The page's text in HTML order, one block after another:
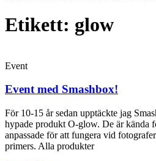
Etikett: glow
Event
Event med Smashbox!
För 10-15 år sedan upptäckte jag
hypade produkt O-glow. De är kända
anpassade för att fungera vid
primers. Alla produkter